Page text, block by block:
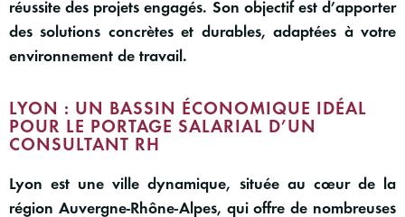
réussite des projets engagés. Son objectif est d’apporter
des solutions concrètes et durables, adaptées à votre
environnement de travail.
LYON : UN BASSIN ÉCONOMIQUE IDÉAL
POUR LE PORTAGE SALARIAL D’UN
CONSULTANT RH
Lyon est une ville dynamique, située au cœur de la
région Auvergne-Rhône-Alpes, qui offre de nombreuses